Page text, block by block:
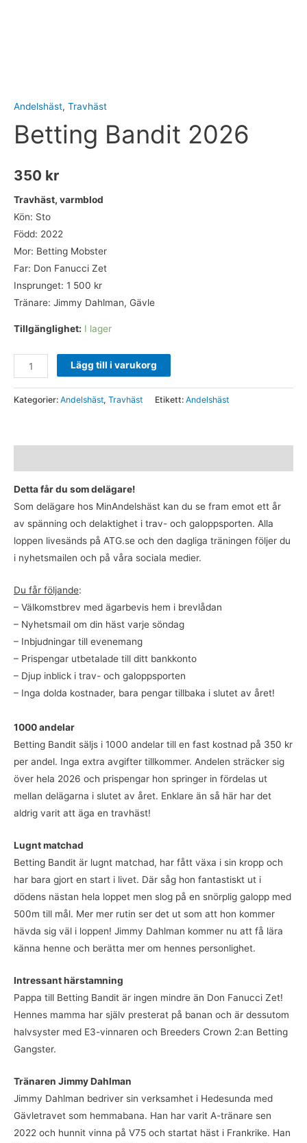
Andelshäst, Travhäst
Betting Bandit 2026
350 kr
Travhäst, varmblod
Kön: Sto
Född: 2022
Mor: Betting Mobster
Far: Don Fanucci Zet
Insprunget: 1 500 kr
Tränare: Jimmy Dahlman, Gävle
Tillgänglighet: I lager
Lägg till i varukorg
Kategorier: Andelshäst, Travhäst Etikett: Andelshäst
Detta får du som delägare!
Som delägare hos MinAndelshäst kan du se fram emot ett år
av spänning och delaktighet i trav- och galoppsporten. Alla
loppen livesänds på ATG.se och den dagliga träningen följer du
i nyhetsmailen och på våra sociala medier.
Du får följande:
– Välkomstbrev med ägarbevis hem i brevlådan
– Nyhetsmail om din häst varje söndag
– Inbjudningar till evenemang
– Prispengar utbetalade till ditt bankkonto
– Djup inblick i trav- och galoppsporten
– Inga dolda kostnader, bara pengar tillbaka i slutet av året!
1000 andelar
Betting Bandit säljs i 1000 andelar till en fast kostnad på 350 kr
per andel. Inga extra avgifter tillkommer. Andelen sträcker sig
över hela 2026 och prispengar hon springer in fördelas ut
mellan delägarna i slutet av året. Enklare än så här har det
aldrig varit att äga en travhäst!
Lugnt matchad
Betting Bandit är lugnt matchad, har fått växa i sin kropp och
har bara gjort en start i livet. Där såg hon fantastiskt ut i
dödens nästan hela loppet men slog på en snörplig galopp med
500m till mål. Mer mer rutin ser det ut som att hon kommer
hävda sig väl i loppen! Jimmy Dahlman kommer nu att få lära
känna henne och berätta mer om hennes personlighet.
Intressant härstamning
Pappa till Betting Bandit är ingen mindre än Don Fanucci Zet!
Hennes mamma har själv presterat på banan och är dessutom
halvsyster med E3-vinnaren och Breeders Crown 2:an Betting
Gangster.
Tränaren Jimmy Dahlman
Jimmy Dahlman bedriver sin verksamhet i Hedesunda med
Gävletravet som hemmabana. Han har varit A-tränare sen
2022 och hunnit vinna på V75 och startat häst i Frankrike. Han